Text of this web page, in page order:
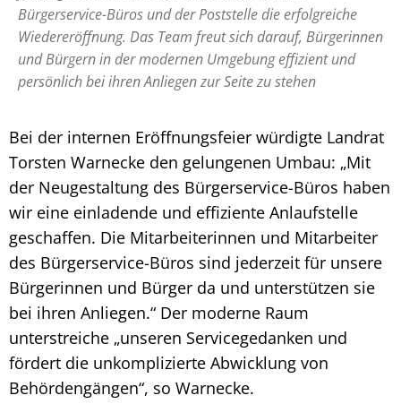
Bürgerservice-Büros und der Poststelle die erfolgreiche
Wiedereröffnung. Das Team freut sich darauf, Bürgerinnen
und Bürgern in der modernen Umgebung effizient und
persönlich bei ihren Anliegen zur Seite zu stehen
Bei der internen Eröffnungsfeier würdigte Landrat
Torsten Warnecke den gelungenen Umbau: „Mit
der Neugestaltung des Bürgerservice-Büros haben
wir eine einladende und effiziente Anlaufstelle
geschaffen. Die Mitarbeiterinnen und Mitarbeiter
des Bürgerservice-Büros sind jederzeit für unsere
Bürgerinnen und Bürger da und unterstützen sie
bei ihren Anliegen.“ Der moderne Raum
unterstreiche „unseren Servicegedanken und
fördert die unkomplizierte Abwicklung von
Behördengängen“, so Warnecke.